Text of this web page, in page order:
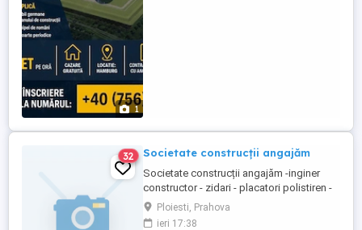
1
32 Societate construcții angajăm
Societate construcții angajăm -inginer
constructor - zidari - placatori polistiren -
dulgheri - faianțari - finisori - muncitori
necalificați -hidroizolatori -instalatori
Ploiesti, Prahova
ieri 17:38